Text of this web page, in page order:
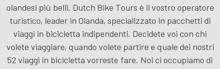
olandesi più belli. Dutch Bike Tours è il vostro operatore
turistico, leader in Olanda, specializzato in pacchetti di
viaggi in bicicletta indipendenti. Decidete voi con chi
volete viaggiare, quando volete partire e quale dei nostri
52 viaggi in bicicletta vorreste fare. Noi ci occupiamo di